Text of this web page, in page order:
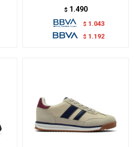
$ 1.490
$ 1.043
$ 1.192